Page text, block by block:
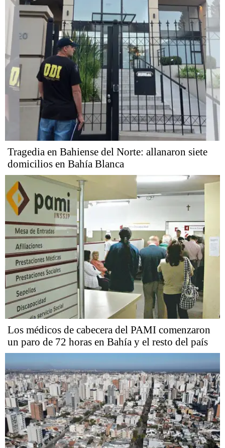
Tragedia en Bahiense del Norte: allanaron siete
domicilios en Bahía Blanca
Los médicos de cabecera del PAMI comenzaron
un paro de 72 horas en Bahía y el resto del país